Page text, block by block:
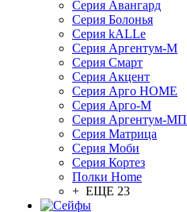
Серия Авангард
Серия Болонья
Серия kALLe
Серия Аргентум-М
Серия Смарт
Серия Акцент
Серия Арго HOME
Серия Арго-М
Серия Аргентум-МП
Серия Матрица
Серия Моби
Серия Кортез
Полки Home
+ ЕЩЕ 23